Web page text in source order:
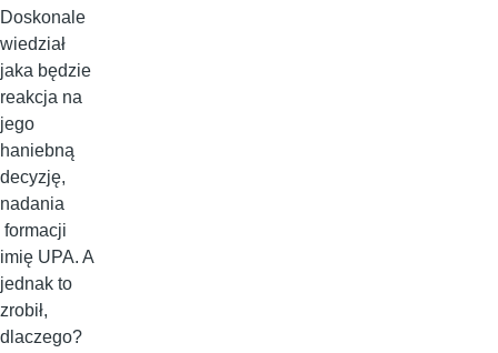
Doskonale
wiedział
jaka będzie
reakcja na
jego
haniebną
decyzję,
nadania
formacji
imię UPA. A
jednak to
zrobił,
dlaczego?